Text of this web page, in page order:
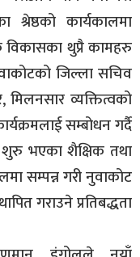
कार्यकालमा
विकासका थुप्रै कामहरु
जिल्ला सचिव
व्यक्तित्वको
सम्बोधन गर्दै
शुरु भएका शैक्षिक तथा
सम्पन्न गरी नुवाकोट
गराउने प्रतिबद्धता